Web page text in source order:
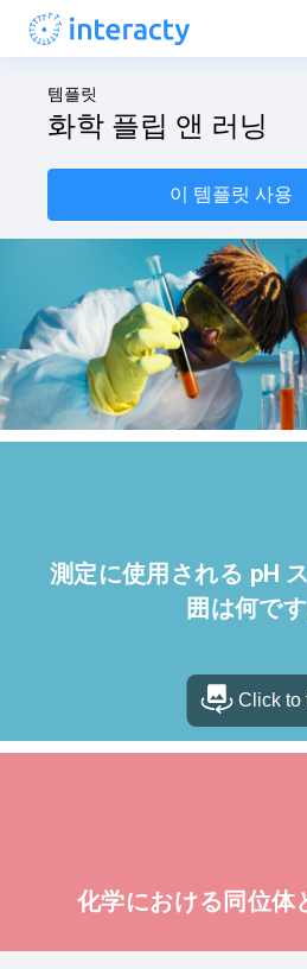
템플릿
화학 플립 앤 러닝
이 템플릿 사용